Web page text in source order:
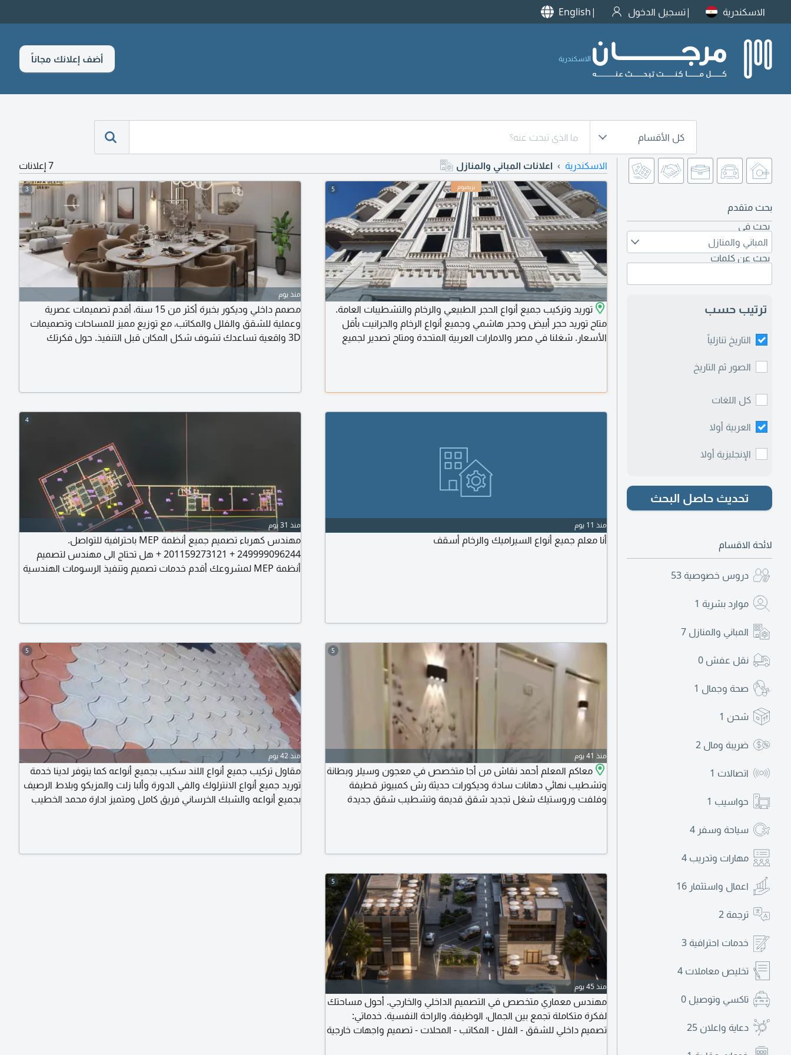
الاسكندرية تسجيل الدخول English
الاسكندرية أضف إعلانك مجاناً
كل الأقسام
بحث متقدم
بحث في
المباني والمنازل
بحث عن كلمات
ترتيب حسب
التاريخ تنازلياً
الصور ثم التاريخ
كل اللغات
العربية أولا
الإنجليزية أولا
تحديث حاصل البحث
لائحة الاقسام
دروس خصوصية 53
موارد بشرية 1
المباني والمنازل 7
نقل عفش 0
صحة وجمال 1
شحن 1
ضريبة ومال 2
اتصالات 1
حواسيب 1
سياحة وسفر 4
مهارات وتدريب 4
اعمال واستثمار 16
ترجمة 2
خدمات احترافية 3
تخليص معاملات 4
تاكسي وتوصيل 0
دعاية واعلان 25
الاسكندرية اعلانات المباني والمنازل 7 إعلانات
5
توريد وتركيب جميع أنواع الحجر الطبيعي والرخام والتشطيبات العامة.
متاح توريد حجر أبيض وحجر هاشمي وجميع أنواع الرخام والجرانيت بأقل
الأسعار. شغلنا في مصر والامارات العربية المتحدة ومتاح تصدير لجميع
3
منذ يوم
مصمم داخلي وديكور بخبرة أكثر من 15 سنة، أقدم تصميمات عصرية
وعملية للشقق والفلل والمكاتب، مع توزيع مميز للمساحات وتصميمات
3D واقعية تساعدك تشوف شكل المكان قبل التنفيذ. حول فكرتك
منذ 11 يوم
أنا معلم جميع أنواع السيراميك والرخام أسقف
4
منذ 31 يوم
مهندس كهرباء تصميم جميع أنظمة MEP باحترافية للتواصل.
249999096244 + 201159273121 + هل تحتاج الى مهندس لتصميم
أنظمة MEP لمشروعك أقدم خدمات تصميم وتنفيذ الرسومات الهندسية
5
منذ 41 يوم
معاكم المعلم أحمد نقاش من أجا متخصص في معجون وسيلر وبطانة
وتشطيب نهائي دهانات سادة وديكورات حديثة رش كمبيوتر قطيفة
وفلفت وروستيك شغل تجديد شقق قديمة وتشطيب شقق جديدة
5
منذ 42 يوم
مقاول تركيب جميع أنواع اللند سكيب بجميع أنواعه كما يتوفر لدينا خدمة
توريد جميع أنواع الانترلوك والفي الدورة وألبا زلت والمزيكو وبلاط الرصيف
بجميع أنواعه والشبك الخرساني فريق كامل ومتميز ادارة محمد الخطيب
5
منذ 45 يوم
مهندس معماري متخصص في التصميم الداخلي والخارجي. أحول مساحتك
لفكرة متكاملة تجمع بين الجمال، الوظيفة، والراحة النفسية. خدماتي:
تصميم داخلي للشقق - الفلل - المكاتب - المحلات - تصميم واجهات خارجية